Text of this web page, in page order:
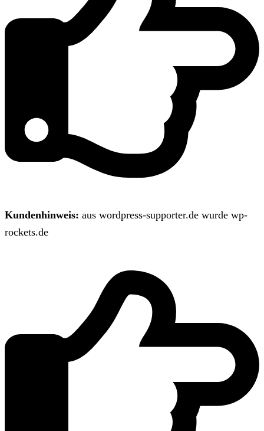
Kundenhinweis: aus wordpress-supporter.de wurde wp-
rockets.de